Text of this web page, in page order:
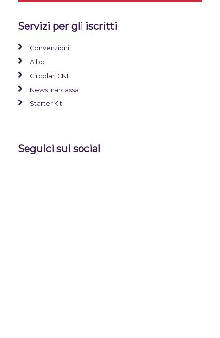
Servizi per gli iscritti
Convenzioni
Albo
Circolari CNI
News Inarcassa
Starter Kit
Seguici sui social